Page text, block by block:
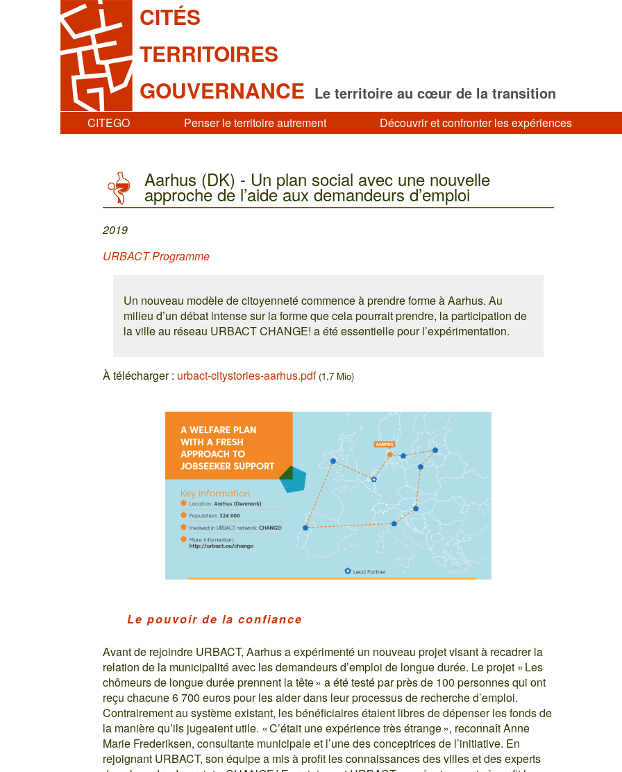
CITÉS
TERRITOIRES
GOUVERNANCE Le territoire au cœur de la transition
CITEGO Penser le territoire autrement Découvrir et confronter les expériences
Aarhus (DK) - Un plan social avec une nouvelle
approche de l’aide aux demandeurs d’emploi
2019
URBACT Programme
Un nouveau modèle de citoyenneté commence à prendre forme à Aarhus. Au
milieu d’un débat intense sur la forme que cela pourrait prendre, la participation de
la ville au réseau URBACT CHANGE! a été essentielle pour l’expérimentation.
À télécharger : urbact-citystories-aarhus.pdf (1,7 Mio)
Le pouvoir de la confiance
Avant de rejoindre URBACT, Aarhus a expérimenté un nouveau projet visant à recadrer la
relation de la municipalité avec les demandeurs d’emploi de longue durée. Le projet « Les
chômeurs de longue durée prennent la tête » a été testé par près de 100 personnes qui ont
reçu chacune 6 700 euros pour les aider dans leur processus de recherche d’emploi.
Contrairement au système existant, les bénéficiaires étaient libres de dépenser les fonds de
la manière qu’ils jugeaient utile. « C’était une expérience très étrange », reconnaît Anne
Marie Frederiksen, consultante municipale et l’une des conceptrices de l’initiative. En
rejoignant URBACT, son équipe a mis à profit les connaissances des villes et des experts